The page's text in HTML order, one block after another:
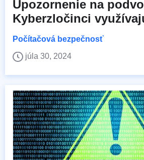
Upozornenie na
Kyberzločinci
Počítačová bezpečnosť
júla 30, 2024